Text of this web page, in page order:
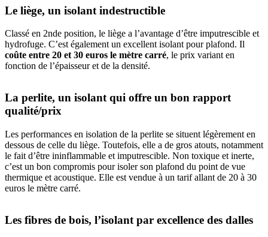
Le liège, un isolant indestructible
Classé en 2nde position, le liège a l’avantage d’être imputrescible et
hydrofuge. C’est également un excellent isolant pour plafond. Il
coûte entre 20 et 30 euros le mètre carré, le prix variant en
fonction de l’épaisseur et de la densité.
La perlite, un isolant qui offre un bon rapport
qualité/prix
Les performances en isolation de la perlite se situent légèrement en
dessous de celle du liège. Toutefois, elle a de gros atouts, notamment
le fait d’être ininflammable et imputrescible. Non toxique et inerte,
c’est un bon compromis pour isoler son plafond du point de vue
thermique et acoustique. Elle est vendue à un tarif allant de 20 à 30
euros le mètre carré.
Les fibres de bois, l’isolant par excellence des dalles